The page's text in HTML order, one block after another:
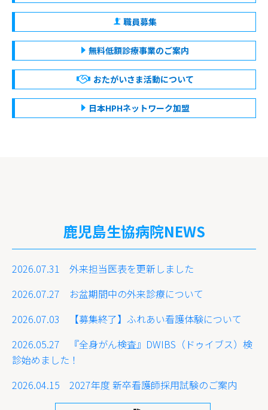
職員募集
無料低額診療事業のご案内
おたがいさま活動について
日本HPHネットワーク加盟
鹿児島生協病院NEWS
2026.07.31 外来担当医表を更新しました
2026.07.27 お盆期間中の外来診療について
2026.07.03 【募集終了】ふれあい看護体験について
2026.05.27 『全身がん検査』DWIBS（ドゥイブス）検
診始めました！
2026.04.15 2027年度 新卒看護師採用試験のご案内